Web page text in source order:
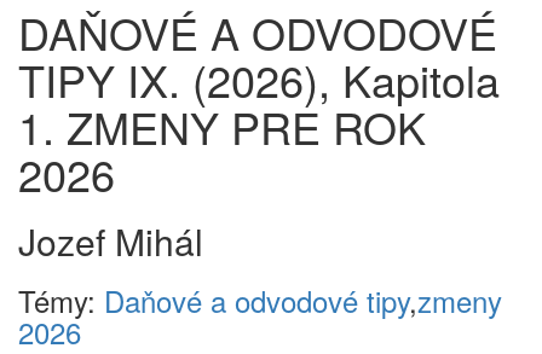
DAŇOVÉ A ODVODOVÉ
TIPY IX. (2026), Kapitola
1. ZMENY PRE ROK
2026
Jozef Mihál
Témy: Daňové a odvodové tipy,zmeny
2026